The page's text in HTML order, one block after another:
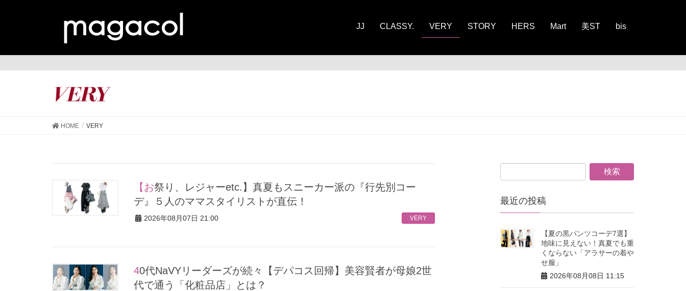
JJ CLASSY. VERY STORY HERS Mart 美ST bis
HOME VERY
【お祭り、レジャーetc.】真夏もスニーカー派の『行先別コー
デ』５人のママスタイリストが直伝！
2026年08月07日 21:00 VERY
40代NaVYリーダーズが続々【デパコス回帰】美容賢者が母娘2世
代で通う「化粧品店」とは？
最近の投稿
【夏の黒パンツコーデ7選】
地味に見えない！真夏でも重
くならない「アラサーの着や
せ服」
2026年08月08日 11:15